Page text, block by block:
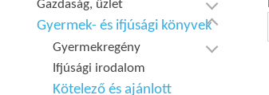
Gazdaság, üzlet
Gyermek- és ifjúsági könyvek
Gyermekregény
Ifjúsági irodalom
Kötelező és ajánlott